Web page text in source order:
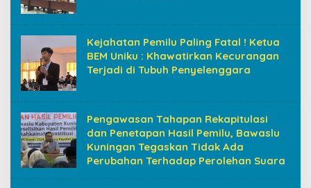
Kejahatan Pemilu Paling Fatal ! Ketua
BEM Uniku : Khawatirkan Kecurangan
Terjadi di Tubuh Penyelenggara
Pengawasan Tahapan Rekapitulasi
dan Penetapan Hasil Pemilu, Bawaslu
Kuningan Tegaskan Tidak Ada
Perubahan Terhadap Perolehan Suara